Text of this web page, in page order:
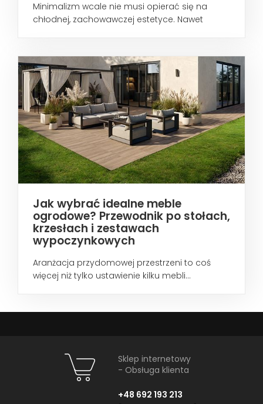
Minimalizm wcale nie musi opierać się na
chłodnej, zachowawczej estetyce. Nawet
Jak wybrać idealne meble
ogrodowe? Przewodnik po stołach,
krzesłach i zestawach
wypoczynkowych
Aranżacja przydomowej przestrzeni to coś
więcej niż tylko ustawienie kilku mebli...
Sklep internetowy
- Obsługa klienta
+48 692 193 213